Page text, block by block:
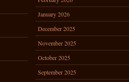
January 2026
December 2025
November 2025
October 2025
September 2025